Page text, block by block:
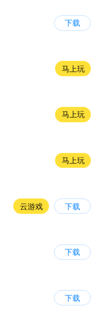
下载
马上玩
马上玩
马上玩
云游戏 下载
下载
下载